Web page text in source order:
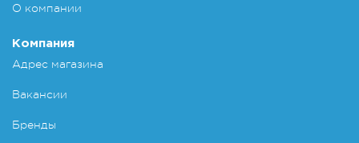
О компании
Компания
Адрес магазина
Вакансии
Бренды